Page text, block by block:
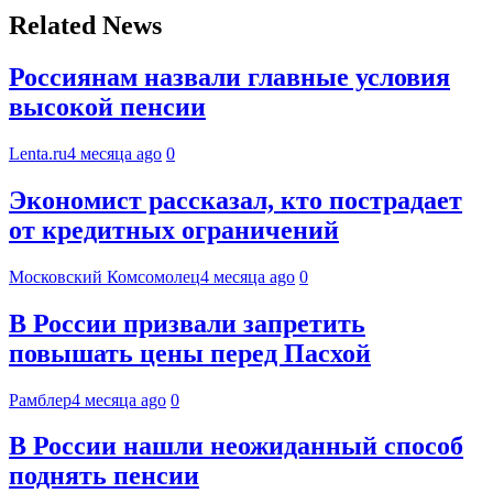
Related News
Россиянам назвали главные условия
высокой пенсии
Lenta.ru4 месяца ago 0
Экономист рассказал, кто пострадает
от кредитных ограничений
Московский Комсомолец4 месяца ago 0
В России призвали запретить
повышать цены перед Пасхой
Рамблер4 месяца ago 0
В России нашли неожиданный способ
поднять пенсии